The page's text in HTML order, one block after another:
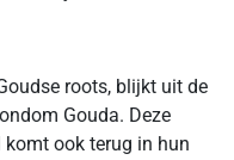
roots, blijkt uit de
Gouda. Deze
ook terug in hun